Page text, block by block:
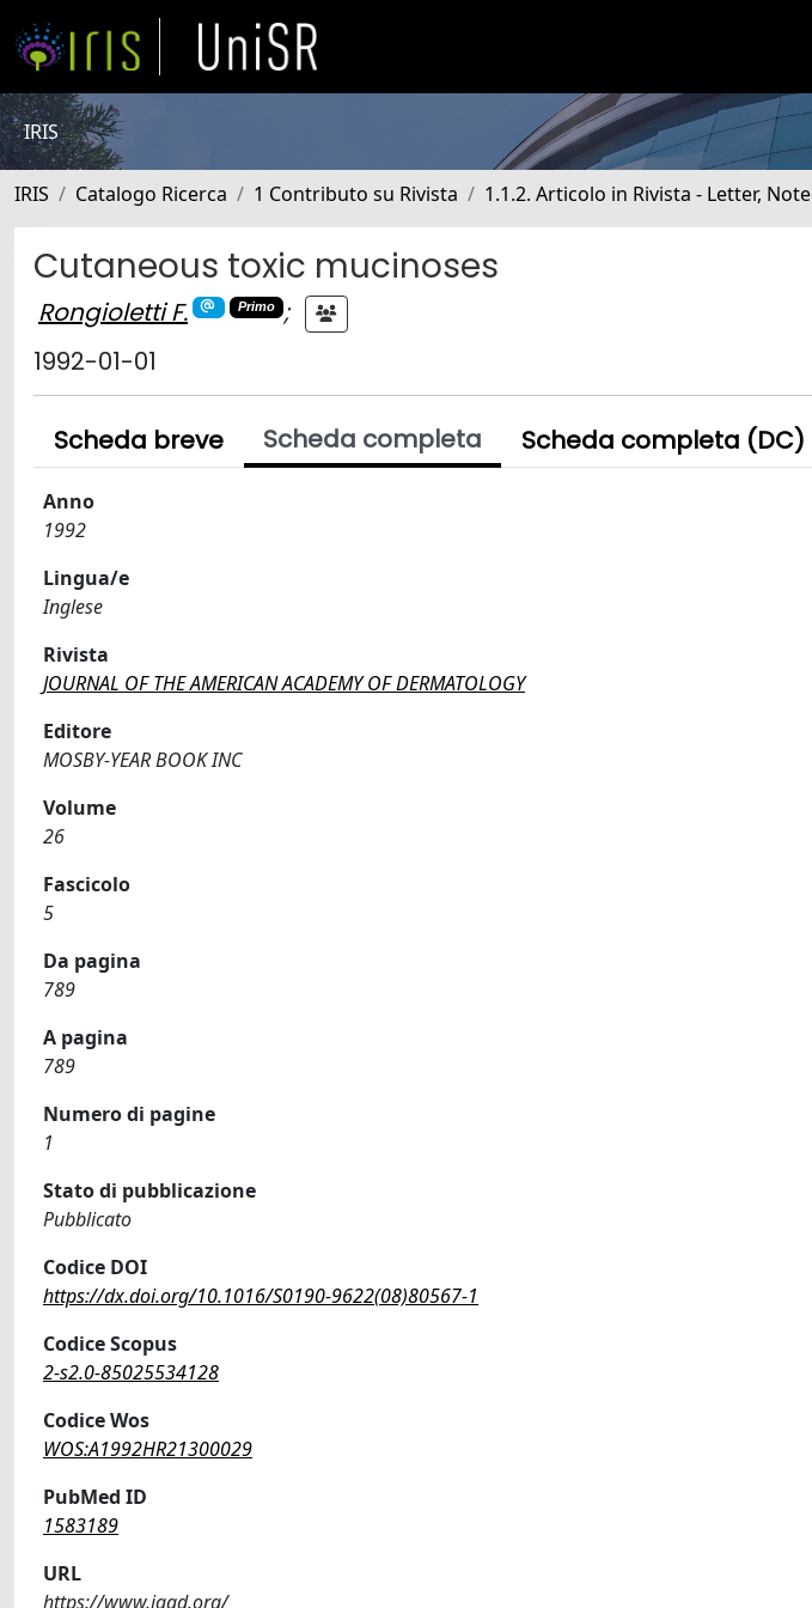
IRIS
IRIS Catalogo Ricerca 1 Contributo su Rivista 1.1.2. Articolo in Rivista - Letter, Note
Cutaneous toxic mucinoses
Rongioletti F. Primo
;
1992-01-01
Scheda breve Scheda completa Scheda completa (DC)
Anno
1992
Lingua/e
Inglese
Rivista
JOURNAL OF THE AMERICAN ACADEMY OF DERMATOLOGY
Editore
MOSBY-YEAR BOOK INC
Volume
26
Fascicolo
5
Da pagina
789
A pagina
789
Numero di pagine
1
Stato di pubblicazione
Pubblicato
Codice DOI
https://dx.doi.org/10.1016/S0190-9622(08)80567-1
Codice Scopus
2-s2.0-85025534128
Codice Wos
WOS:A1992HR21300029
PubMed ID
1583189
URL
https://www.jaad.org/